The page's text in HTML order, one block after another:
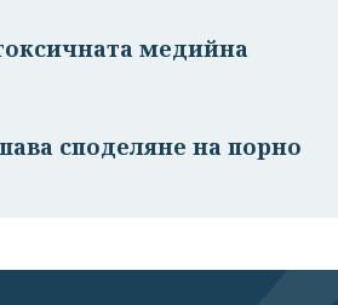
медийна
споделяне на порно